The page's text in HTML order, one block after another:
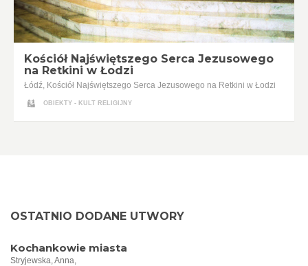
Kościół Najświętszego Serca Jezusowego
na Retkini w Łodzi
Łódź, Kościół Najświętszego Serca Jezusowego na Retkini w Łodzi
OBIEKTY - KULT RELIGIJNY
OSTATNIO DODANE UTWORY
Kochankowie miasta
Stryjewska, Anna,